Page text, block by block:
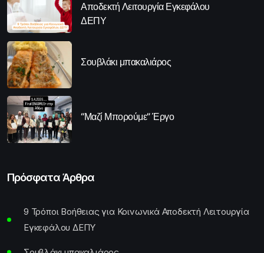
Αποδεκτή Λειτουργία Εγκεφάλου
ΔΕΠΥ
Σουβλάκι μπακαλιάρος
“Μαζί Μπορούμε” Έργο
Πρόσφατα Άρθρα
9 Τρόποι Βοήθειας για Κοινωνικά Αποδεκτή Λειτουργία
Εγκεφάλου ΔΕΠΥ